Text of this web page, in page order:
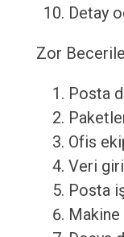
Detay
Zor
Posta
Ofis
Veri
Posta
Makine